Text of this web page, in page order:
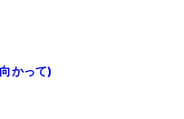
かって)